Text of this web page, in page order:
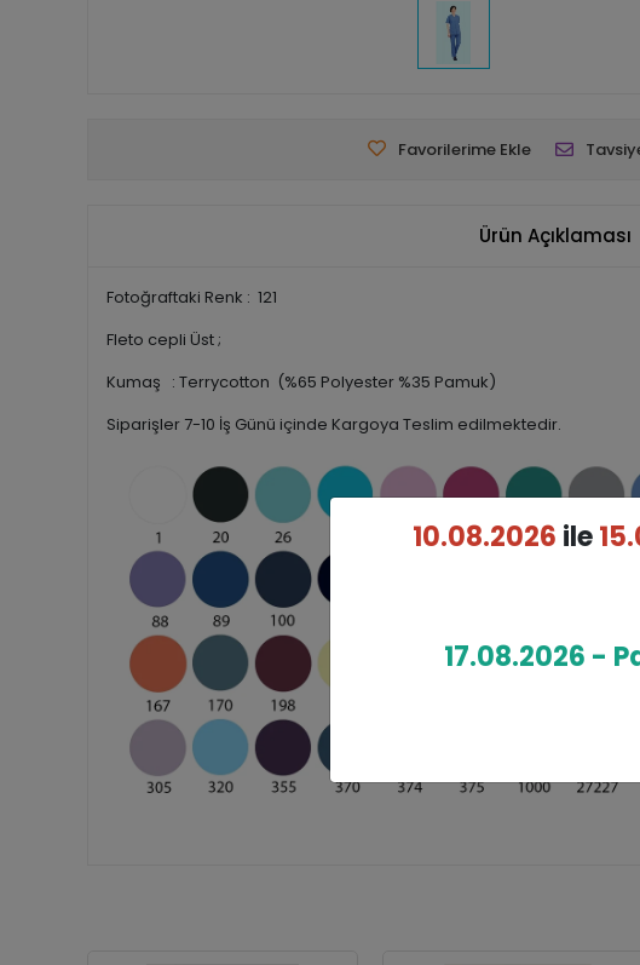
Favorilerime Ekle
Ürün Açıklaması
Fotoğraftaki Renk : 121
Fleto cepli Üst ;
Kumaş : Terrycotton (%65 Polyester %35 Pamuk)
Siparişler 7-10 İş Günü içinde Kargoya Teslim edilmektedir.
10.08.2026 ile
17.08.2026 -